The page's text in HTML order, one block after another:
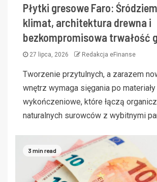
Płytki gresowe Faro:
klimat, architektura drewna i
bezkompromisowa trwałość
27 lipca, 2026 Redakcja eFinanse
Tworzenie przytulnych, a zarazem
wnętrz wymaga sięgania po materiały
wykończeniowe, które łączą
naturalnych surowców z wybitnymi
3 min read